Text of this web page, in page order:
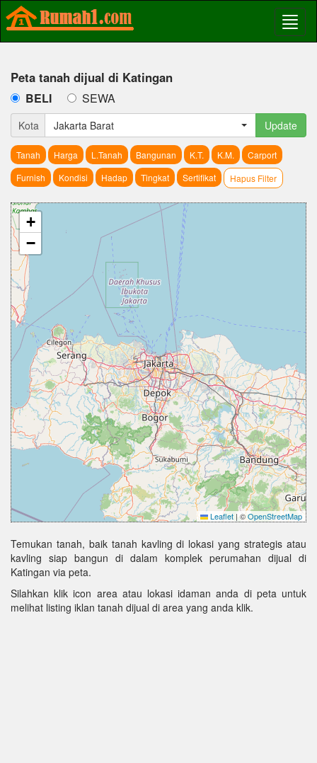
Peta tanah dijual di Katingan
BELI SEWA
Kota Jakarta Barat Update
Tanah Harga L.Tanah Bangunan K.T. K.M.
Carport
Furnish
Kondisi Hadap Tingkat Sertifikat Hapus Filter
+
−
Leaflet | ©OpenStreetMap
Temukan tanah, baik tanah kavling di lokasi yang strategis atau
kavling siap bangun di dalam komplek perumahan dijual di
Katingan via peta.
Silahkan klik icon area atau lokasi idaman anda di peta untuk
melihat listing iklan tanah dijual di area yang anda klik.